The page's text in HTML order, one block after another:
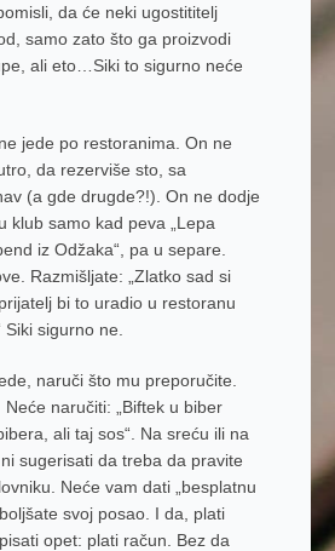
da će neki ugostititelj
samo zato što ga proizvodi
ali eto…Siki to sigurno neće
jede po restoranima. On ne
da rezerviše sto, sa
(a gde drugde?!). On ne dodje
klub samo kad peva „Lepa
iz Odžaka“, pa u separe.
Razmišljate: „Zlatko sad si
bi to uradio u restoranu
sigurno ne.
naruči što mu preporučite.
naručiti: „Biftek u biber
ali taj sos“. Na sreću ili na
sugerisati da treba da pravite
Neće vam dati „besplatnu
svoj posao. I da, plati
opet: plati račun. Bez da